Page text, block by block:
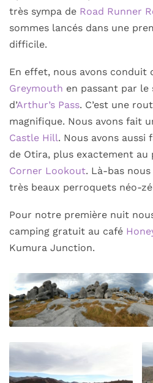
très sympa de Road Runner
sommes lancés dans une
difficile.
En effet, nous avons conduit
Greymouth en passant par
d’Arthur’s Pass. C’est une
magnifique. Nous avons fait
Castle Hill. Nous avons aussi
de Otira, plus exactement au
Corner Lookout. Là-bas
très beaux perroquets néo-
Pour notre première nuit
camping gratuit au café
Kumura Junction.